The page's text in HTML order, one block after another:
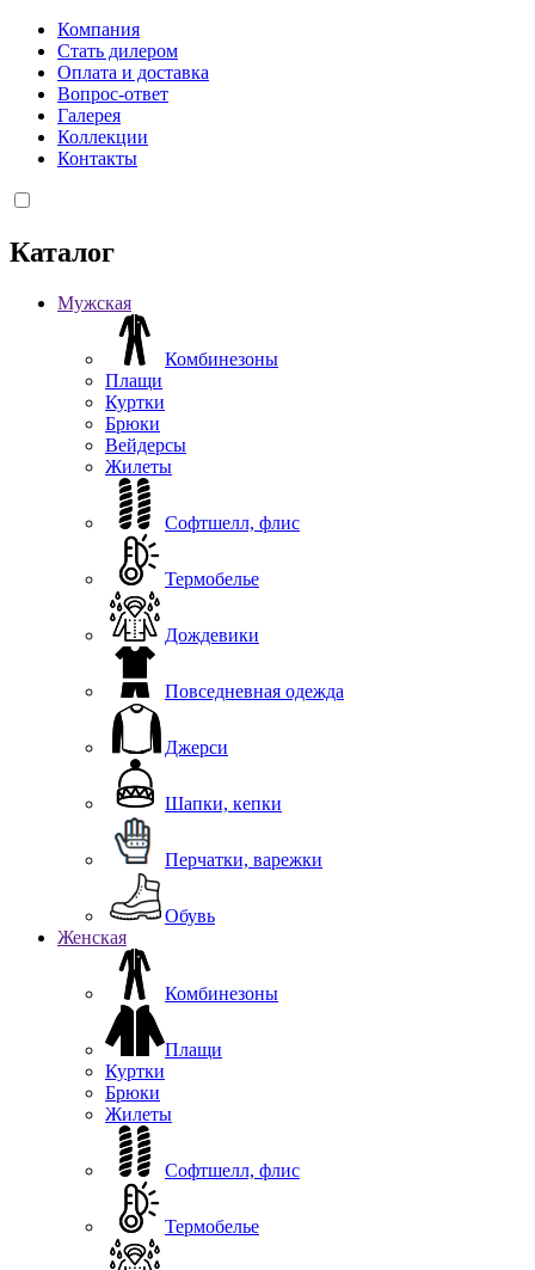
Компания
Стать дилером
Оплата и доставка
Вопрос-ответ
Галерея
Коллекции
Контакты
Каталог
Мужская
Комбинезоны
Плащи
Куртки
Брюки
Вейдерсы
Жилеты
Софтшелл, флис
Термобелье
Дождевики
Повседневная одежда
Джерси
Шапки, кепки
Перчатки, варежки
Обувь
Женская
Комбинезоны
Плащи
Куртки
Брюки
Жилеты
Софтшелл, флис
Термобелье